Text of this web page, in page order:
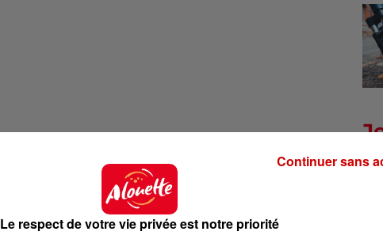
Le respect de votre vie privée est notre priorité
Continuer sans